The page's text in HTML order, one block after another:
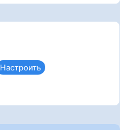
Настроить